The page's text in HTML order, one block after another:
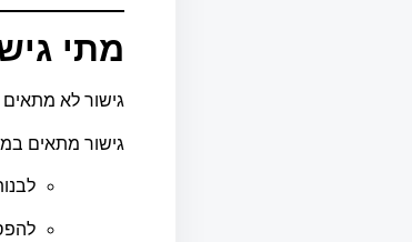
מתי
גישור לא מתאים
גישור מתאים